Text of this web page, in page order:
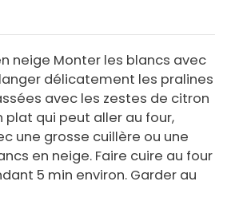
neige Monter les blancs avec
délicatement les pralines
avec les zestes de citron
plat qui peut aller au four,
une grosse cuillère ou une
en neige. Faire cuire au four
5 min environ. Garder au